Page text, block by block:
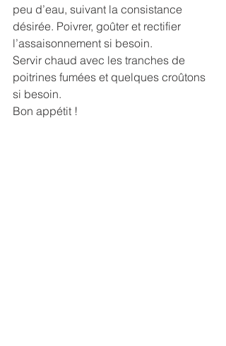
peu d’eau, suivant la consistance
désirée. Poivrer, goûter et rectifier
l’assaisonnement si besoin.
Servir chaud avec les tranches de
poitrines fumées et quelques croûtons
si besoin.
Bon appétit !